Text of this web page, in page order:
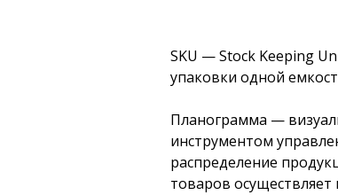
SKU — Stock Keeping
упаковки одной
Планограмма —
инструментом
распределение
товаров осуществляет